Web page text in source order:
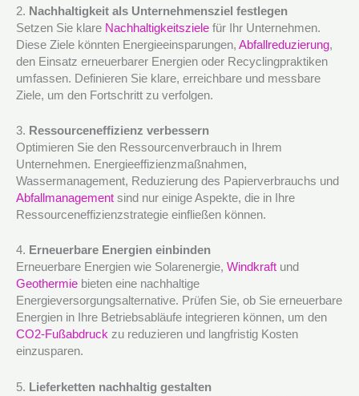
2. Nachhaltigkeit als Unternehmensziel festlegen
Setzen Sie klare Nachhaltigkeitsziele für Ihr Unternehmen.
Diese Ziele könnten Energieeinsparungen, Abfallreduzierung,
den Einsatz erneuerbarer Energien oder Recyclingpraktiken
umfassen. Definieren Sie klare, erreichbare und messbare
Ziele, um den Fortschritt zu verfolgen.
3. Ressourceneffizienz verbessern
Optimieren Sie den Ressourcenverbrauch in Ihrem
Unternehmen. Energieeffizienzmaßnahmen,
Wassermanagement, Reduzierung des Papierverbrauchs und
Abfallmanagement sind nur einige Aspekte, die in Ihre
Ressourceneffizienzstrategie einfließen können.
4. Erneuerbare Energien einbinden
Erneuerbare Energien wie Solarenergie, Windkraft und
Geothermie bieten eine nachhaltige
Energieversorgungsalternative. Prüfen Sie, ob Sie erneuerbare
Energien in Ihre Betriebsabläufe integrieren können, um den
CO2-Fußabdruck zu reduzieren und langfristig Kosten
einzusparen.
5. Lieferketten nachhaltig gestalten